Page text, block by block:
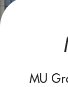
MU